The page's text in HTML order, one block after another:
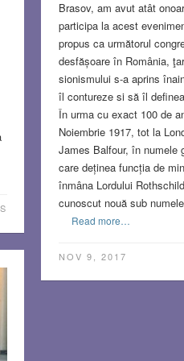
Brasov, am avut atât
participa la acest
propus ca următorul
desfășoare în România,
sionismului s-a aprins
îl contureze si să îl
În urma cu exact 100 de
Noiembrie 1917, tot la
James Balfour, în numele
care deținea funcția de
înmâna Lordului
cunoscut nouă sub
Read more…
NOV 9, 2017